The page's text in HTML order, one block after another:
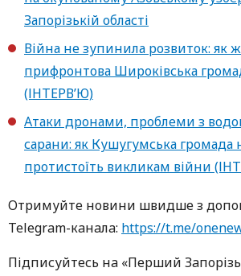
Запорізькій області
Війна не зупинила розвиток: як
прифронтова Широківська
(ІНТЕРВ’Ю)
Атаки дронами, проблеми з
сарани: як Кушугумська громада
протистоїть викликам війни
Oтримуйте нoвини швидше з
Telegram-кaнaлa: https://t.me/
Підписуйтесь нa «Перший